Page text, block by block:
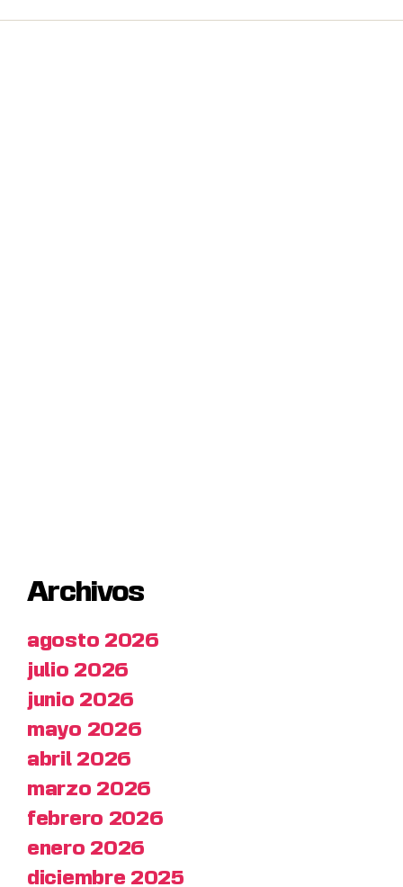
Archivos
agosto 2026
julio 2026
junio 2026
mayo 2026
abril 2026
marzo 2026
febrero 2026
enero 2026
diciembre 2025